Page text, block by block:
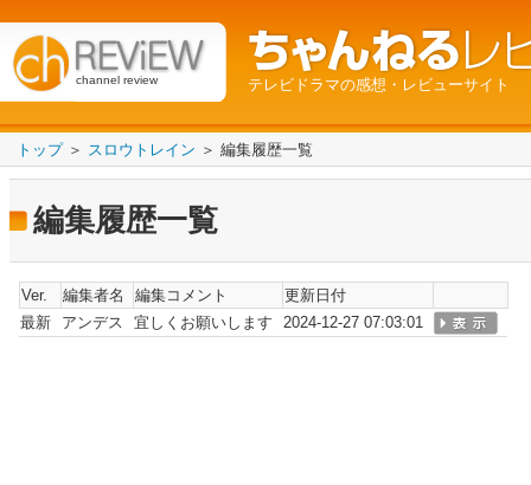
channel review テレビドラマの感想・レビューサイト
トップ＞ スロウトレイン ＞ 編集履歴一覧
編集履歴一覧
Ver. 編集者名 編集コメント
更新日付
最新
アンデス 宜しくお願いします 2024-12-27 07:03:01